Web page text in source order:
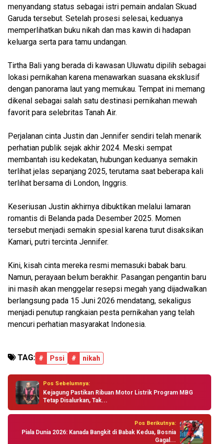
menyandang status sebagai istri pemain andalan Skuad
Garuda tersebut. Setelah prosesi selesai, keduanya
memperlihatkan buku nikah dan mas kawin di hadapan
keluarga serta para tamu undangan.
Tirtha Bali yang berada di kawasan Uluwatu dipilih sebagai
lokasi pernikahan karena menawarkan suasana eksklusif
dengan panorama laut yang memukau. Tempat ini memang
dikenal sebagai salah satu destinasi pernikahan mewah
favorit para selebritas Tanah Air.
Perjalanan cinta Justin dan Jennifer sendiri telah menarik
perhatian publik sejak akhir 2024. Meski sempat
membantah isu kedekatan, hubungan keduanya semakin
terlihat jelas sepanjang 2025, terutama saat beberapa kali
terlihat bersama di London, Inggris.
Keseriusan Justin akhirnya dibuktikan melalui lamaran
romantis di Belanda pada Desember 2025. Momen
tersebut menjadi semakin spesial karena turut disaksikan
Kamari, putri tercinta Jennifer.
Kini, kisah cinta mereka resmi memasuki babak baru.
Namun, perayaan belum berakhir. Pasangan pengantin baru
ini masih akan menggelar resepsi megah yang dijadwalkan
berlangsung pada 15 Juni 2026 mendatang, sekaligus
menjadi penutup rangkaian pesta pernikahan yang telah
mencuri perhatian masyarakat Indonesia.
TAG: # Pssi # nikah
Pos Sebelumnya:
Kejagung Pastikan Ribuan Motor Listrik Program MBG
Tetap Disalurkan, Tak...
Pos Berikutnya:
Piala Dunia 2026: Kanada Bangkit di Babak Kedua, Bosnia
Gagal...